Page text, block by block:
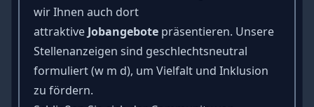
wir Ihnen auch dort
attraktive Jobangebotepräsentieren. Unsere
Stellenanzeigen sind geschlechtsneutral
formuliert (w m d), um Vielfalt und Inklusion
zu fördern.